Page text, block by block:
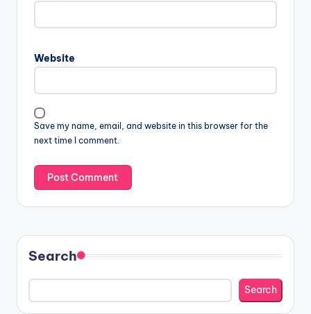
Website
Save my name, email, and website in this browser for the
next time I comment.
Search
Search